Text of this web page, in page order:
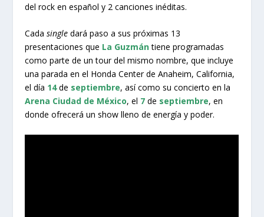
del rock en español y 2 canciones inéditas.
Cadasingle dará paso a sus próximas 13
presentaciones que La Guzmántiene programadas
como parte de un tour del mismo nombre, que incluye
una parada en el Honda Center de Anaheim, California,
el día 14de septiembre, así como su concierto en la
Arena Ciudad de México, el 7 de septiembre, en
donde ofrecerá un show lleno de energía y poder.